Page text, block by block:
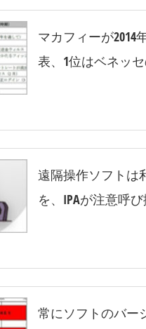
マカフィーが2014
表、1位はベネッ
遠隔操作ソフトは
を、IPAが注意呼
常にソフトのバー